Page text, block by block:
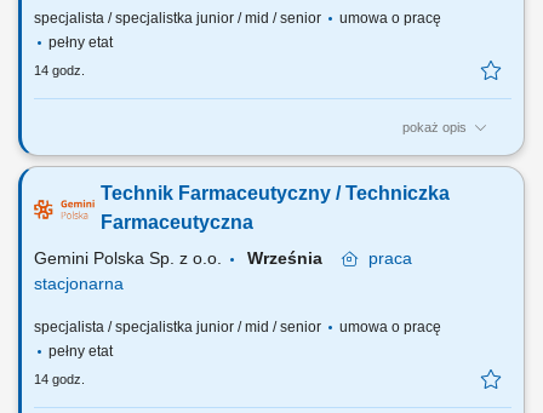
specjalista / specjalistka junior / mid / senior
umowa o pracę
pełny etat
14 godz.
pokaż opis
Czego możesz się spodziewać? dynamiki pracy – z jednej strony
to Ty jesteś ekspertem – wierzymy w Twoją fachową wiedzę, dlatego
każdemu Pacjentowi możesz poświęcić tyle czasu, ile potrzebujesz i to
Technik Farmaceutyczny / Techniczka
Farmaceutyczna
Gemini Polska Sp. z o.o. Września
praca
stacjonarna
specjalista / specjalistka junior / mid / senior
umowa o pracę
pełny etat
14 godz.